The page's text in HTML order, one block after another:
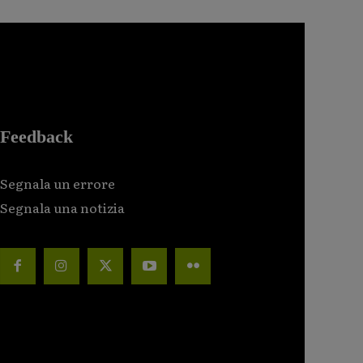
Feedback
Segnala un errore
Segnala una notizia